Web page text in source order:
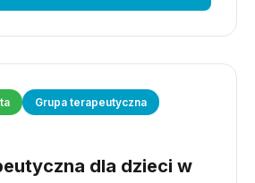
Grupa terapeutyczna
dla dzieci w